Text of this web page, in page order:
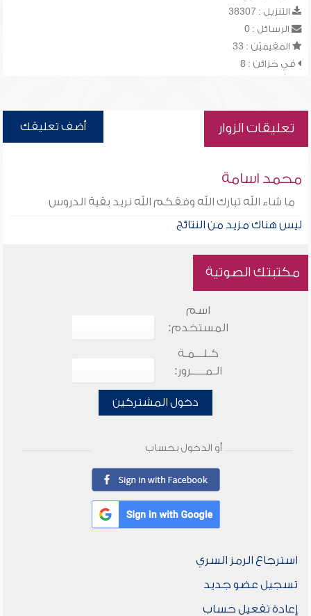
التنزيل : 38307
الرسائل : 0
المقيميّن : 33
في خزائن : 8
تعليقات الزوار أضف تعليقك
محمد اسامة
ما شاء الله تبارك الله وفقكم الله نريد بقية الدروس
ليس هناك مزيد من النتائج
مكتبتك الصوتية
اسم
المستخدم:
كـلـــمـة
الـمـــــرور:
دخول المشتركين
أو الدخول بحساب
استرجاع الرمز السري
تسجيل عضو جديد
إعادة تفعيل حساب